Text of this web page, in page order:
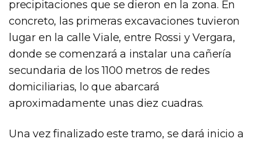
precipitaciones que se dieron en la zona. En
concreto, las primeras excavaciones tuvieron
lugar en la calle Viale, entre Rossi y Vergara,
donde se comenzará a instalar una cañería
secundaria de los 1100 metros de redes
domiciliarias, lo que abarcará
aproximadamente unas diez cuadras.
Una vez finalizado este tramo, se dará inicio a